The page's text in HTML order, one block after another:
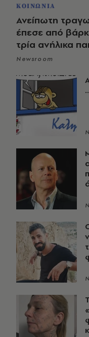
ΚΟΙΝΩΝΙΑ
Ανείπωτη
έπεσε από
τρία ανήλικα
Newsroom